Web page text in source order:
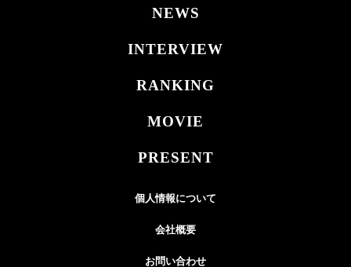
NEWS
INTERVIEW
RANKING
MOVIE
PRESENT
個人情報について
会社概要
お問い合わせ